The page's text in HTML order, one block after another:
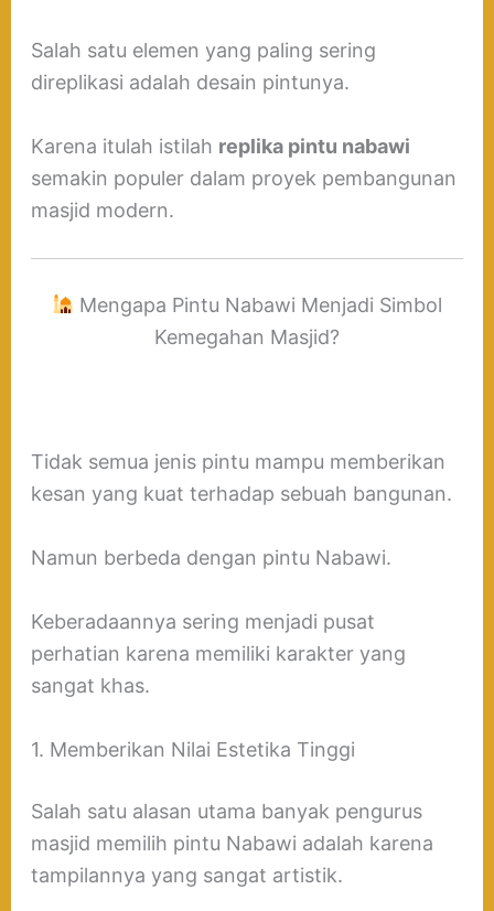
Salah satu elemen yang paling sering
direplikasi adalah desain pintunya.
Karena itulah istilah replika pintu nabawi
semakin populer dalam proyek pembangunan
masjid modern.
Mengapa Pintu Nabawi Menjadi Simbol
Kemegahan Masjid?
Tidak semua jenis pintu mampu memberikan
kesan yang kuat terhadap sebuah bangunan.
Namun berbeda dengan pintu Nabawi.
Keberadaannya sering menjadi pusat
perhatian karena memiliki karakter yang
sangat khas.
1. Memberikan Nilai Estetika Tinggi
Salah satu alasan utama banyak pengurus
masjid memilih pintu Nabawi adalah karena
tampilannya yang sangat artistik.